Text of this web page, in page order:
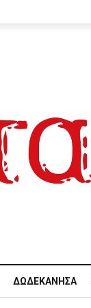
ΔΩΔΕΚΆΝΗΣΑ